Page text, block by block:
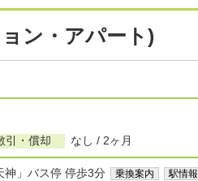
ン・アパート)
引・償却 なし / 2ヶ月
神」バス停 停歩3分 乗換案内 駅情報